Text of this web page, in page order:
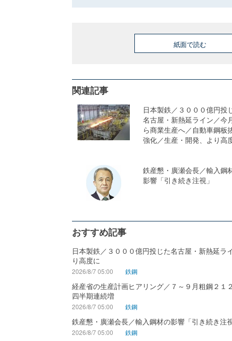
紙面で読む
関連記事
日本製鉄／３０００億円投
名古屋・新熱延ライン／今
ら商業生産へ／自動車鋼板
強化／生産・開発、より高
鉄産懇・廣瀬会長／輸入鋼
影響「引き続き注視」
おすすめ記事
日本製鉄／３０００億円投じた名古屋・新熱延
り高度に
2026/8/7 05:00 鉄鋼
経産省の生産計画ヒアリング／７～９月粗鋼２１
四半期連続増
2026/8/7 05:00 鉄鋼
鉄産懇・廣瀬会長／輸入鋼材の影響「引き続き注視
2026/8/7 05:00 鉄鋼